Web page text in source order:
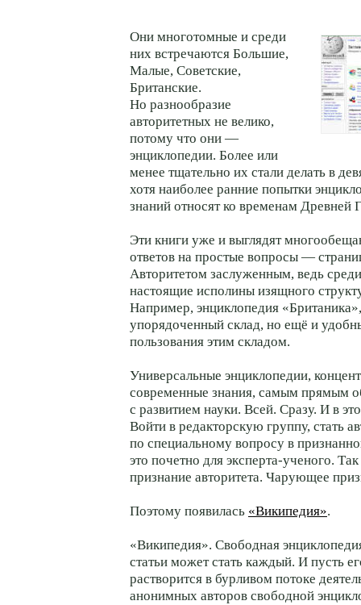
Они многотомные и среди
них встречаются Большие,
Малые, Советские,
Британские.
Но разнообразие
авторитетных не велико,
потому что они —
энциклопедии. Более или
менее тщательно их стали делать в
хотя наиболее ранние попытки
знаний относят ко временам Древней
Эти книги уже и выглядят
ответов на простые вопросы —
Авторитетом заслуженным, ведь
настоящие исполины изящного
Например, энциклопедия
упорядоченный склад, но ещё и
пользования этим складом.
Универсальные энциклопедии,
современные знания, самым прямым
с развитием науки. Всей. Сразу. И в
Войти в редакторскую группу, стать
по специальному вопросу в
это почетно для эксперта-ученого.
признание авторитета. Чарующее
Поэтому появилась «Википедия».
«Википедия». Свободная
статьи может стать каждый. И пусть
растворится в бурливом потоке
анонимных авторов свободной